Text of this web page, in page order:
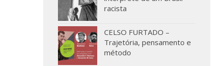
racista
CELSO FURTADO –
Trajetória, pensamento e
método